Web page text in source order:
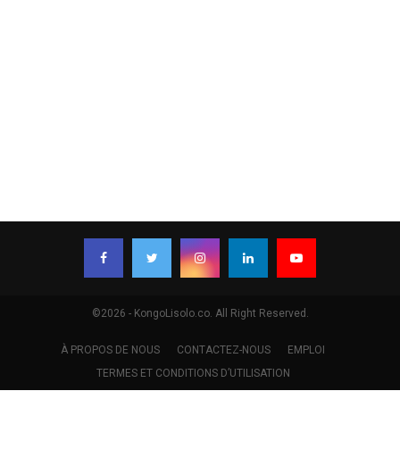
©2026 - KongoLisolo.co. All Right Reserved.
À PROPOS DE NOUS CONTACTEZ-NOUS
EMPLOI
TERMES ET CONDITIONS D’UTILISATION